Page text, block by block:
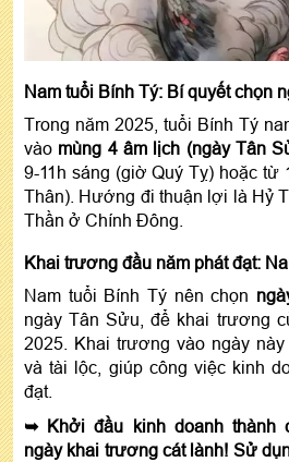
Nam tuổi Bính Tý: Bí quyết chọn
Trong năm 2025, tuổi Bính Tý
vào mùng 4 âm lịch (ngày Tân
9-11h sáng (giờ Quý Tỵ) hoặc từ
Thân). Hướng đi thuận lợi là Hỷ
Thần ở Chính Đông.
Khai trương đầu năm phát đạt:
Nam tuổi Bính Tý nên chọn
ngày Tân Sửu, để khai trương
2025. Khai trương vào ngày
và tài lộc, giúp công việc kinh
đạt.
➥ Khởi đầu kinh doanh thành
ngày khai trương cát lành! Sử